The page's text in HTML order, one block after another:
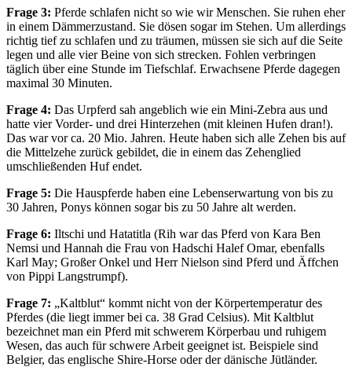
Frage 3: Pferde schlafen nicht so wie wir Menschen. Sie ruhen eher
in einem Dämmerzustand. Sie dösen sogar im Stehen. Um allerdings
richtig tief zu schlafen und zu träumen, müssen sie sich auf die Seite
legen und alle vier Beine von sich strecken. Fohlen verbringen
täglich über eine Stunde im Tiefschlaf. Erwachsene Pferde dagegen
maximal 30 Minuten.
Frage 4: Das Urpferd sah angeblich wie ein Mini-Zebra aus und
hatte vier Vorder- und drei Hinterzehen (mit kleinen Hufen dran!).
Das war vor ca. 20 Mio. Jahren. Heute haben sich alle Zehen bis auf
die Mittelzehe zurück gebildet, die in einem das Zehenglied
umschließenden Huf endet.
Frage 5: Die Hauspferde haben eine Lebenserwartung von bis zu
30 Jahren, Ponys können sogar bis zu 50 Jahre alt werden.
Frage 6: Iltschi und Hatatitla (Rih war das Pferd von Kara Ben
Nemsi und Hannah die Frau von Hadschi Halef Omar, ebenfalls
Karl May; Großer Onkel und Herr Nielson sind Pferd und Äffchen
von Pippi Langstrumpf).
Frage 7: „Kaltblut“ kommt nicht von der Körpertemperatur des
Pferdes (die liegt immer bei ca. 38 Grad Celsius). Mit Kaltblut
bezeichnet man ein Pferd mit schwerem Körperbau und ruhigem
Wesen, das auch für schwere Arbeit geeignet ist. Beispiele sind
Belgier, das englische Shire-Horse oder der dänische Jütländer.